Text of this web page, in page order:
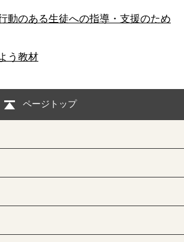
動のある生徒への指導・支援のため
う教材
ページトップ